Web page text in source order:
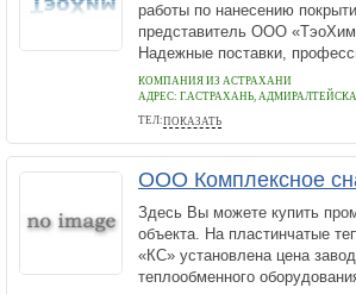
работы по нанесению
представитель ООО
Надежные поставки,
КОМПАНИЯ ИЗ АСТРАХАНИ
АДРЕС: Г.АСТРАХАНЬ,
ТЕЛ:ПОКАЗАТЬ
+7(906) 408-01-01
ООО Комплексное
Здесь Вы можете купить
объекта. На пластинчатые
«КС» установлена цена
теплообменного